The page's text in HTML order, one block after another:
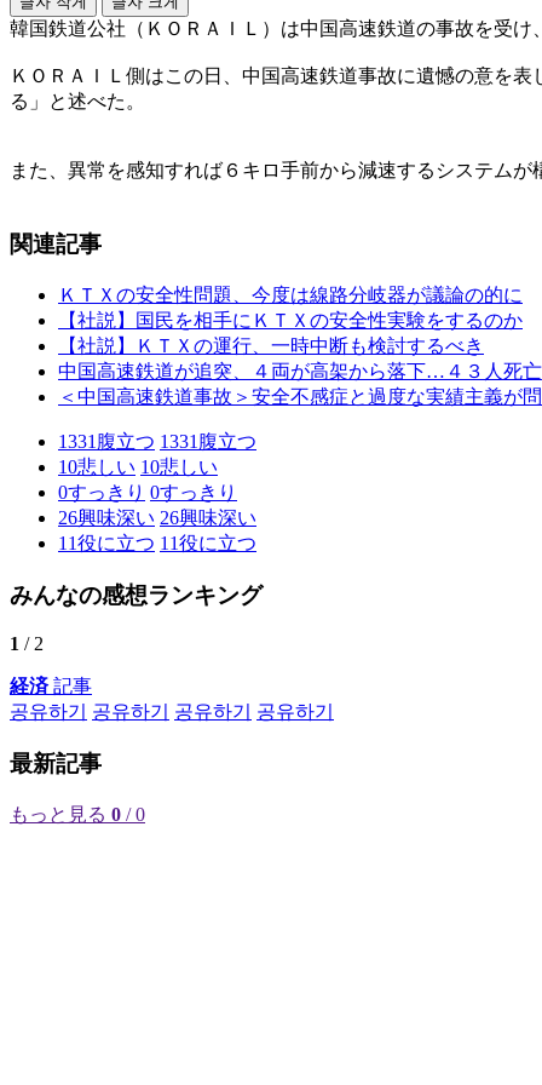
韓国鉄道公社（ＫＯＲＡＩＬ）は中国高速鉄道の事故を受
ＫＯＲＡＩＬ側はこの日、中国高速鉄道事故に遺憾の意を
る」と述べた。
また、異常を感知すれば６キロ手前から減速するシステム
関連記事
ＫＴＸの安全性問題、今度は線路分岐器が議論の的に
【社説】国民を相手にＫＴＸの安全性実験をするのか
【社説】ＫＴＸの運行、一時中断も検討するべき
中国高速鉄道が追突、４両が高架から落下…４３人死亡
＜中国高速鉄道事故＞安全不感症と過度な実績主義が問
1331 腹立つ 1331 腹立つ
10悲しい 10悲しい
0すっきり 0すっきり
26興味深い 26興味深い
11役に立つ 11役に立つ
みんなの感想ランキング
1 / 2
経済記事
공유하기
공유하기 공유하기 공유하기
最新記事
もっと見る 0 / 0